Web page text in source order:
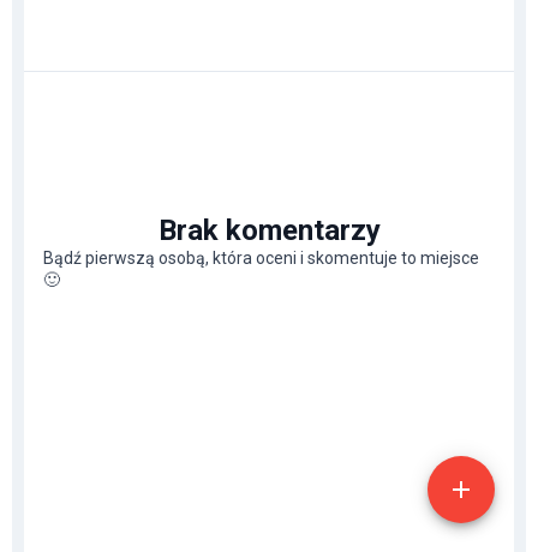
Brak komentarzy
Bądź pierwszą osobą, która oceni i skomentuje to miejsce
🙂